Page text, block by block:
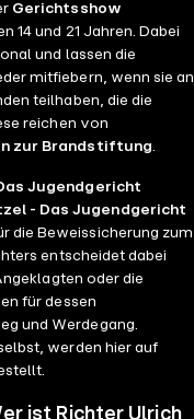
Gerichtsshow
14 und 21 Jahren. Dabei
und lassen die
mitfiebern, wenn sie an
teilhaben, die die
reichen von
zur Brandstiftung.
Jugendgericht
- Das Jugendgericht
die Beweissicherung zum
entscheidet dabei
oder die
für dessen
und Werdegang.
werden hier auf
ist Richter Ulrich